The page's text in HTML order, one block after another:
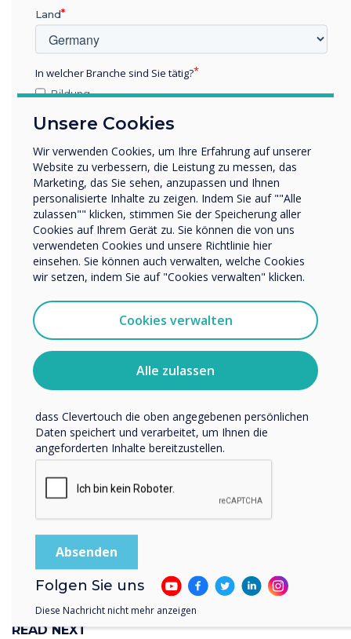
devices to the latest version of CollabOS using
Sync now or with the Microsoft Teams admin
centre as the updates become available. Also,
be sure to check out the CollabOS
notes.
Originally published by Logitech .
READ NEXT
“
With the latest update of
CollabOS for Microsoft
from your laptop is now
even more engaging and
interactive
Unsere Cookies
Wir verwenden Cookies, um Ihre Erfahrung auf unserer
Website zu verbessern, die Leistung zu messen, das
Marketing, das Sie sehen, anzupassen und Ihnen
personalisierte Inhalte zu zeigen. Indem Sie auf ""Alle
zulassen"" klicken, stimmen Sie der Speicherung aller
Cookies auf Ihrem Gerät zu. Sie können die von uns
verwendeten Cookies und unsere Richtlinie hier
einsehen. Sie können auch verwalten, welche Cookies
wir setzen, indem Sie auf "Cookies verwalten" klicken.
Cookies verwalten
Alle zulassen
Land
In welcher Branche sind Sie tätig?
Bildung
Sonstiges
Name Unternehmen/Einrichtung
Wir möchten Sie gerne per E-Mail, Telefon oder Post
bezüglich unserer Produkte und Dienstleistungen
kontaktieren.
Ich bin damit einverstanden, Mitteilungen von
Sie können diese Benachrichtigungen jederzeit
abbestellen. Weitere Informationen zum Abbestellen, zu
unseren Datenschutzverfahren und dazu, wie wir Ihre
Privatsphäre schützen und respektieren, finden Sie in
unserer Datenschutzrichtlinie.
dass Clevertouch die oben angegebenen persönlichen
Daten speichert und verarbeitet, um Ihnen die
angeforderten Inhalte bereitzustellen.
Folgen Sie uns
Diese Nachricht nicht mehr anzeigen